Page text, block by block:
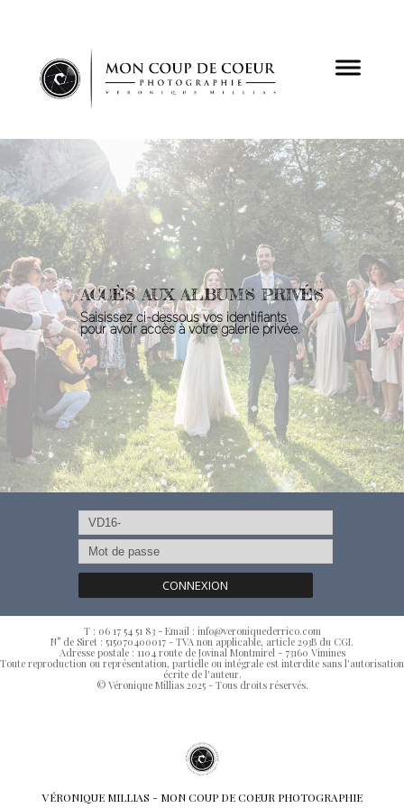
ACCÈS AUX ALBUMS PRIVÉS
Saisissez ci-dessous vos identifiants
pour avoir accès à votre galerie privée.
CONNEXION
T : 06 17 54 51 83 - Email : info@veroniquederrico.com
N° de Siret : 515070400017 - TVA non applicable, article 293B du CGI.
Adresse postale : 1104 route de Jovinal Montmirel - 73160 Vimines
Toute reproduction ou représentation, partielle ou intégrale est interdite sans l'autorisation
écrite de l'auteur.
© Véronique Millias 2025 - Tous droits réservés.
VÉRONIQUE MILLIAS - MON COUP DE COEUR PHOTOGRAPHIE